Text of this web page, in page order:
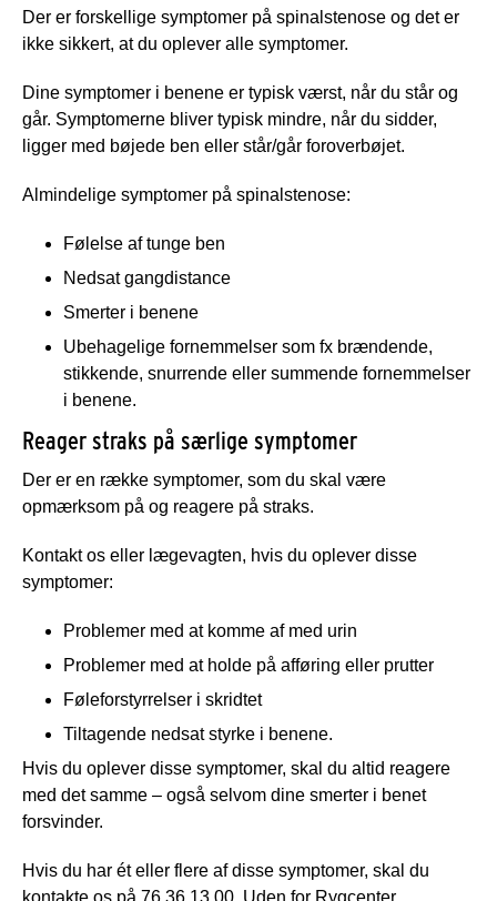
Der er forskellige symptomer på spinalstenose og det er
ikke sikkert, at du oplever alle symptomer.
Dine symptomer i benene er typisk værst, når du står og
går. Symptomerne bliver typisk mindre, når du sidder,
ligger med bøjede ben eller står/går foroverbøjet.
Almindelige symptomer på spinalstenose:
Følelse af tunge ben
Nedsat gangdistance
Smerter i benene
Ubehagelige fornemmelser som fx brændende,
stikkende, snurrende eller summende fornemmelser
i benene.
Reager straks på særlige symptomer
Der er en række symptomer, som du skal være
opmærksom på og reagere på straks.
Kontakt os eller lægevagten, hvis du oplever disse
symptomer:
Problemer med at komme af med urin
Problemer med at holde på afføring eller prutter
Føleforstyrrelser i skridtet
Tiltagende nedsat styrke i benene.
Hvis du oplever disse symptomer, skal du altid reagere
med det samme – også selvom dine smerter i benet
forsvinder.
Hvis du har ét eller flere af disse symptomer, skal du
kontakte os på 76 36 13 00. Uden for Rygcenter